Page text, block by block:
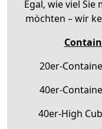
Egal, wie viel
möchten – wir
20er-
40er-
40er-High